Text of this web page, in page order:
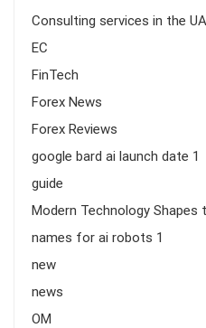
Consulting services in the
EC
FinTech
Forex News
Forex Reviews
google bard ai launch date 1
guide
Modern Technology Shapes
names for ai robots 1
new
news
OM